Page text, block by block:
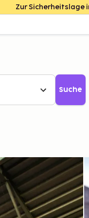
Zur Sicherheitslage
Suche